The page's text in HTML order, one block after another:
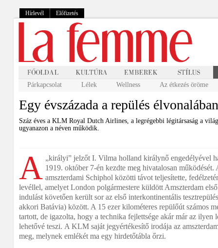
Hírlevél Előfizetés
Párkapcsolat Lélek Wellness Az étkezés öröme
Egy évszázada a repülés élvonalában
Száz éves a KLM Royal Dutch Airlines, a legrégebbi légitársaság a
ugyanazon a néven működik.
A „királyi” jelzőt I. Vilma holland királynő engedélyével
1919. október 7-én kezdte meg hivatalosan működését.
amszterdami Schiphol közötti távot teljesítette,
levéllel, amelyet London polgármestere küldött Amszterdam
indulást követően került sor az első interkontinentális
akkori Batávia) között. A 15 ezer kilométeres repülőút számos
tartott, de igazolta, hogy a technika fejlettsége akár már az ilyen
lehetővé teszi. A KLM saját jegyértékesítő irodája az
meg, melynek emlékét ma egy hirdetőtábla őrzi.